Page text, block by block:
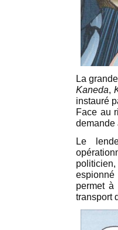
La
Kaneda,
instauré
Face au
demande
Le
espionné
permet à
transport